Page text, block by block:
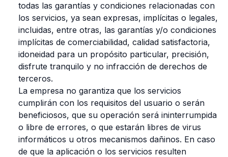
todas las garantías y condiciones relacionadas con
los servicios, ya sean expresas, implícitas o legales,
incluidas, entre otras, las garantías y/o condiciones
implícitas de comerciabilidad, calidad satisfactoria,
idoneidad para un propósito particular, precisión,
disfrute tranquilo y no infracción de derechos de
terceros.
La empresa no garantiza que los servicios
cumplirán con los requisitos del usuario o serán
beneficiosos, que su operación será ininterrumpida
o libre de errores, o que estarán libres de virus
informáticos u otros mecanismos dañinos. En caso
de que la aplicación o los servicios resulten